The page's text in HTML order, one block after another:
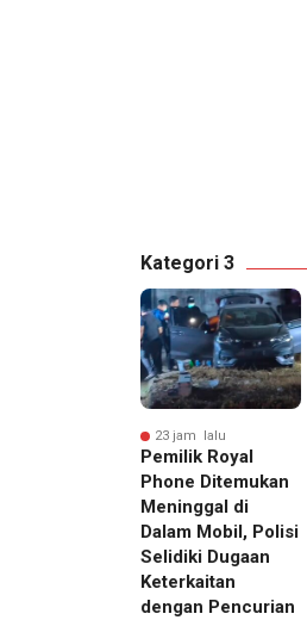
Kategori 3
23 jam lalu
Pemilik Royal
Phone Ditemukan
Meninggal di
Dalam Mobil, Polisi
Selidiki Dugaan
Keterkaitan
dengan Pencurian